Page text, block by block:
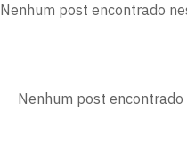
Nenhum post encontrado
Nenhum post